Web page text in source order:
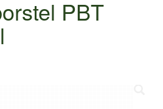
PBT